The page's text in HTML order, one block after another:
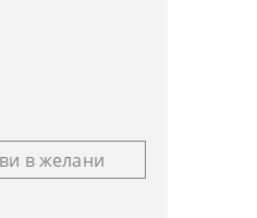
в желани